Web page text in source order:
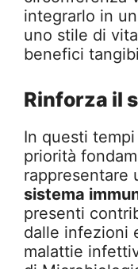
integrarlo in
uno stile di
benefici
Rinforza il
In questi
priorità
rappresentare
sistema
presenti
dalle infezioni
malattie